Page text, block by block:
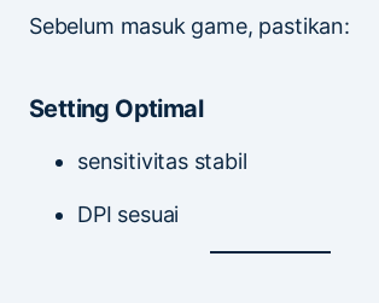
Sebelum masuk game, pastikan:
Setting Optimal
sensitivitas stabil
DPI sesuai